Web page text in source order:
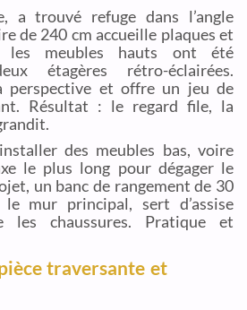
a trouvé refuge dans l’angle
de 240 cm accueille plaques et
les meubles hauts ont été
étagères rétro-éclairées.
perspective et offre un jeu de
Résultat : le regard file, la
des meubles bas, voire
le plus long pour dégager le
un banc de rangement de 30
mur principal, sert d’assise
les chaussures. Pratique et
traversante et